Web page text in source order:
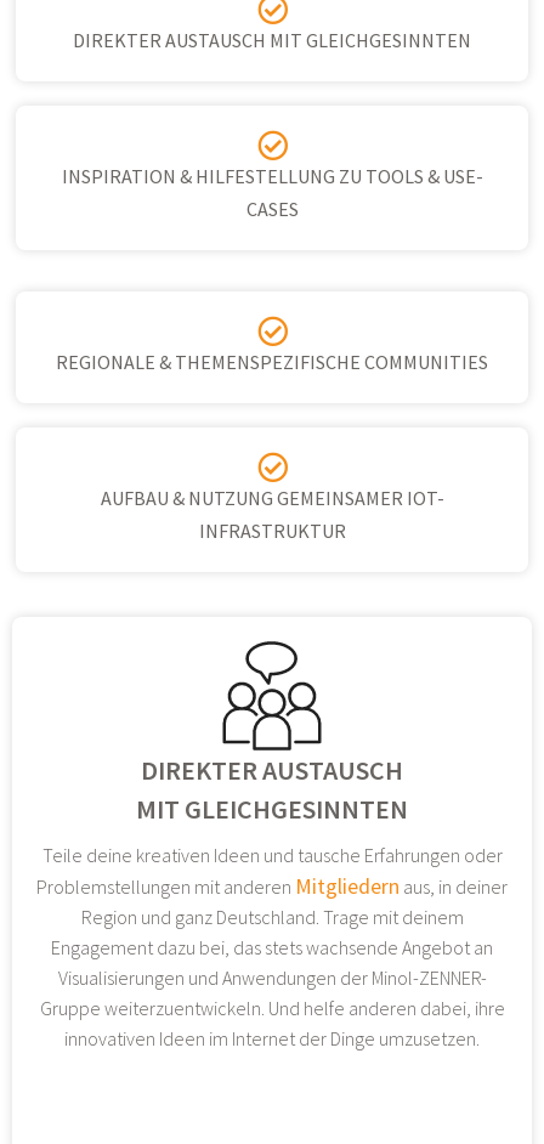
DIREKTER AUSTAUSCH MIT GLEICHGESINNTEN
INSPIRATION & HILFESTELLUNG ZU TOOLS & USE-
CASES
REGIONALE & THEMENSPEZIFISCHE COMMUNITIES
AUFBAU & NUTZUNG GEMEINSAMER IOT-
INFRASTRUKTUR
DIREKTER AUSTAUSCH
MIT GLEICHGESINNTEN
Teile deine kreativen Ideen und tausche Erfahrungen oder
Problemstellungen mit anderen Mitgliedern aus, in deiner
Region und ganz Deutschland. Trage mit deinem
Engagement dazu bei, das stets wachsende Angebot an
Visualisierungen und Anwendungen der Minol-ZENNER-
Gruppe weiterzuentwickeln. Und helfe anderen dabei, ihre
innovativen Ideen im Internet der Dinge umzusetzen.